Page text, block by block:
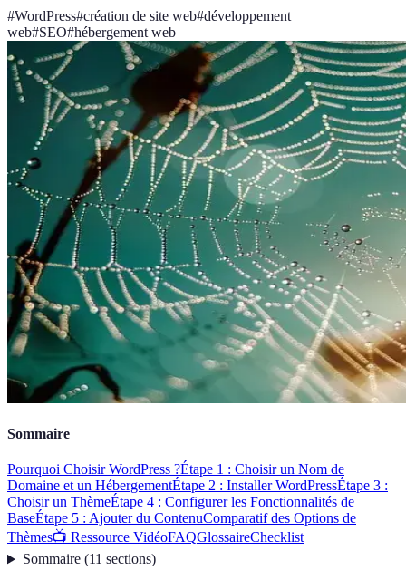
#WordPress#création de site web#développement
web#SEO#hébergement web
Sommaire
Pourquoi Choisir WordPress ?Étape 1 : Choisir un Nom de
Domaine et un HébergementÉtape 2 : Installer WordPressÉtape 3 :
Choisir un ThèmeÉtape 4 : Configurer les Fonctionnalités de
BaseÉtape 5 : Ajouter du ContenuComparatif des Options de
Thèmes📺 Ressource VidéoFAQGlossaireChecklist
Sommaire(11 sections)